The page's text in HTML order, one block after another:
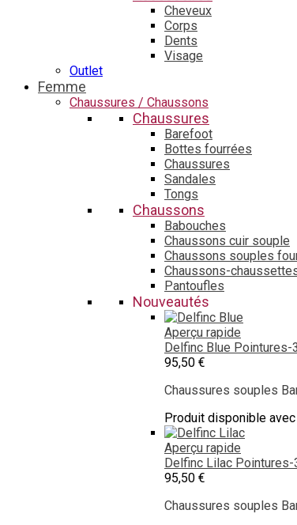
Cheveux
Corps
Dents
Visage
Outlet
Femme
Chaussures / Chaussons
Chaussures
Barefoot
Bottes fourrées
Chaussures
Sandales
Tongs
Chaussons
Babouches
Chaussons cuir souple
Chaussons souples
Chaussons-
Pantoufles
Nouveautés
Aperçu rapide
Delfinc Blue Pointures-
95,50 €
Chaussures souples
Produit disponible
Aperçu rapide
Delfinc Lilac Pointures-
95,50 €
Chaussures souples